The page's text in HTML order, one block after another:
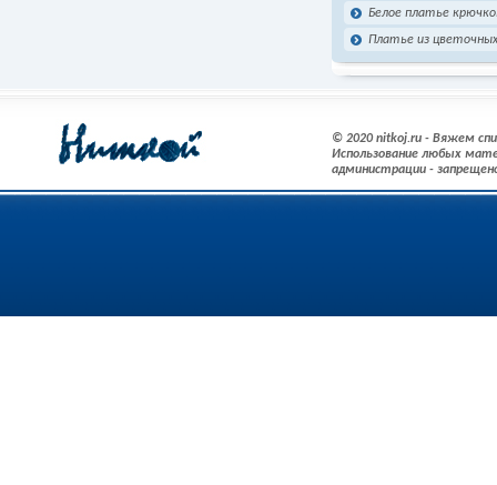
Белое платье
Платье из
© 2020 nitkoj.ru - Вяжем
Использование любых
администрации -